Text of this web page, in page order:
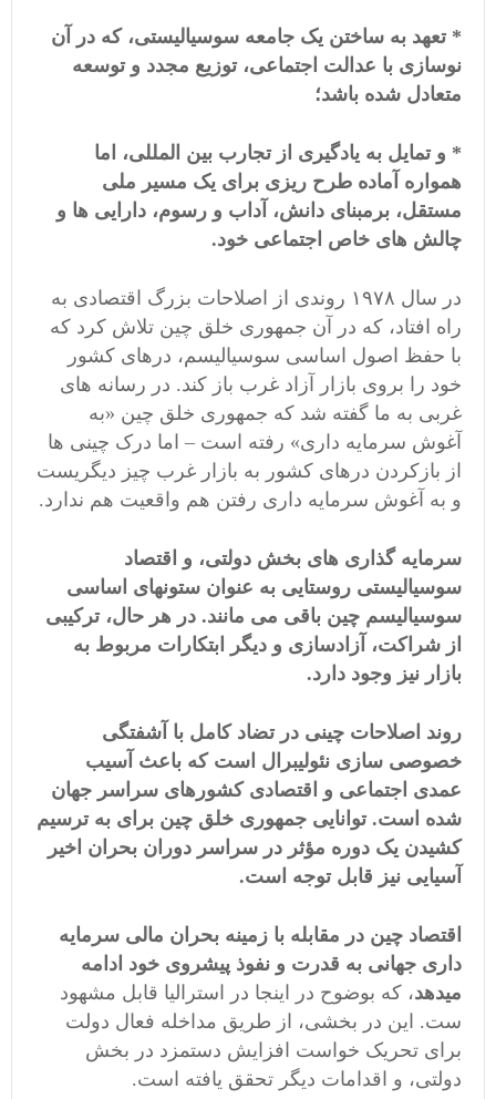
* تعهد به ساختن یک جامعه سوسیالیستی، که در آن
نوسازی با عدالت اجتماعی، توزیع مجدد و توسعه
متعادل شده باشد؛
* و تمایل به یادگیری از تجارب بین المللی، اما
همواره آماده طرح ریزی برای یک مسیر ملی
مستقل، برمبنای دانش، آداب و رسوم، دارایی ها و
چالش های خاص اجتماعی خود.
در سال ۱۹۷۸ روندی از اصلاحات بزرگ اقتصادی به
راه افتاد، که در آن جمهوری خلق چین تلاش کرد که
با حفظ اصول اساسی سوسیالیسم، درهای کشور
خود را بروی بازار آزاد غرب باز کند. در رسانه های
غربی به ما گفته شد که جمهوری خلق چین «به
آغوش سرمایه داری» رفته است – اما درک چینی ها
از بازکردن درهای کشور به بازار غرب چیز دیگریست
و به آغوش سرمایه داری رفتن هم واقعیت هم ندارد.
سرمایه گذاری های بخش دولتی، و اقتصاد
سوسیالیستی روستایی به عنوان ستونهای اساسی
سوسیالیسم چین باقی می مانند. در هر حال، ترکیبی
از شراکت، آزادسازی و دیگر ابتکارات مربوط به
بازار نیز وجود دارد.
روند اصلاحات چینی در تضاد کامل با آشفتگی
خصوصی سازی نئولیبرال است که باعث آسیب
عمدی اجتماعی و اقتصادی کشورهای سراسر جهان
شده است. توانایی جمهوری خلق چین برای به ترسیم
کشیدن یک دوره مؤثر در سراسر دوران بحران اخیر
آسیایی نیز قابل توجه است.
اقتصاد چین در مقابله با زمینه بحران مالی سرمایه
داری جهانی به قدرت و نفوذ پیشروی خود ادامه
میدهد، که بوضوح در اینجا در استرالیا قابل مشهود
ست. این در بخشی، از طریق مداخله فعال دولت
برای تحریک خواست افزایش دستمزد در بخش
دولتی، و اقدامات دیگر تحقق یافته است.